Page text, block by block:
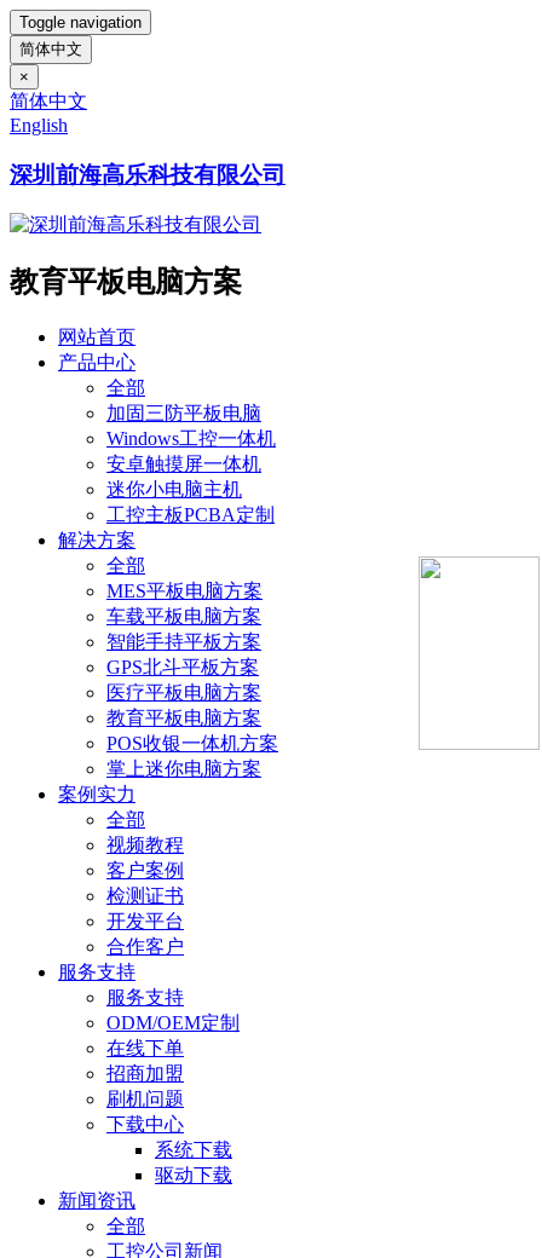
Toggle navigation
简体中文
×
简体中文
English
深圳前海高乐科技有限公司
教育平板电脑方案
网站首页
产品中心
全部
加固三防平板电脑
Windows工控一体机
安卓触摸屏一体机
迷你小电脑主机
工控主板PCBA定制
解决方案
全部
MES平板电脑方案
车载平板电脑方案
智能手持平板方案
GPS北斗平板方案
医疗平板电脑方案
教育平板电脑方案
POS收银一体机方案
掌上迷你电脑方案
案例实力
全部
视频教程
客户案例
检测证书
开发平台
合作客户
服务支持
服务支持
ODM/OEM定制
在线下单
招商加盟
刷机问题
下载中心
系统下载
驱动下载
新闻资讯
全部
工控公司新闻